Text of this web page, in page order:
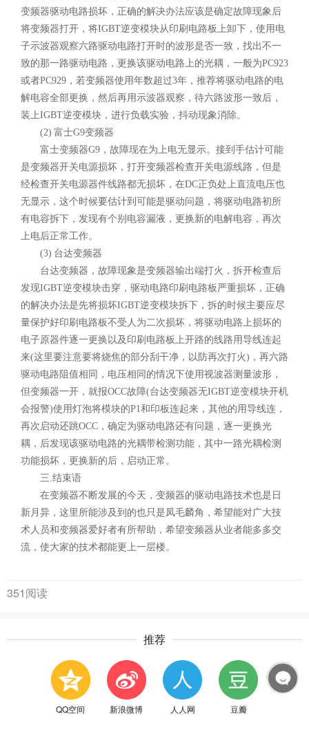
变频器驱动电路损坏，正确的解决办法应该是确定故障现象后
将变频器打开，将IGBT逆变模块从印刷电路板上卸下，使用电
子示波器观察六路驱动电路打开时的波形是否一致，找出不一
致的那一路驱动电路，更换该驱动电路上的光耦，一般为PC923
或者PC929，若变频器使用年数超过3年，推荐将驱动电路的电
解电容全部更换，然后再用示波器观察，待六路波形一致后，
装上IGBT逆变模块，进行负载实验，抖动现象消除。
(2) 富士G9变频器
富士变频器G9，故障现在为上电无显示。接到手估计可能
是变频器开关电源损坏，打开变频器检查开关电源线路，但是
经检查开关电源器件线路都无损坏，在DC正负处上直流电压也
无显示，这个时候要估计到可能是驱动问题，将驱动电路初所
有电容拆下，发现有个别电容漏液，更换新的电解电容，再次
上电后正常工作。
(3) 台达变频器
台达变频器，故障现象是变频器输出端打火，拆开检查后
发现IGBT逆变模块击穿，驱动电路印刷电路板严重损坏，正确
的解决办法是先将损坏IGBT逆变模块拆下，拆的时候主要应尽
量保护好印刷电路板不受人为二次损坏，将驱动电路上损坏的
电子原器件逐一更换以及印刷电路板上开路的线路用导线连起
来(这里要注意要将烧焦的部分刮干净，以防再次打火)，再六路
驱动电路阻值相同，电压相同的情况下使用视波器测量波形，
但变频器一开，就报OCC故障(台达变频器无IGBT逆变模块开机
会报警)使用灯泡将模块的P1和印板连起来，其他的用导线连，
再次启动还跳OCC，确定为驱动电路还有问题，逐一更换光
耦，后发现该驱动电路的光耦带检测功能，其中一路光耦检测
功能损坏，更换新的后，启动正常。
三.结束语
在变频器不断发展的今天，变频器的驱动电路技术也是日
新月异，这里所能涉及到的也只是凤毛麟角，希望能对广大技
术人员和变频器爱好者有所帮助，希望变频器从业者能多多交
流，使大家的技术都能更上一层楼。
351阅读
推荐
QQ空间 新浪微博 人人网 豆瓣